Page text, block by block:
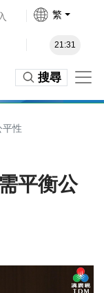
繁
21:31
搜尋
平性
平衡公